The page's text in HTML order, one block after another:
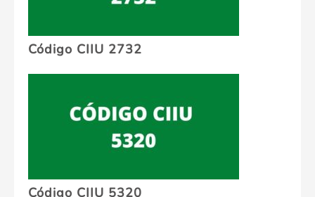
Código CIIU 2732
Código CIIU 5320